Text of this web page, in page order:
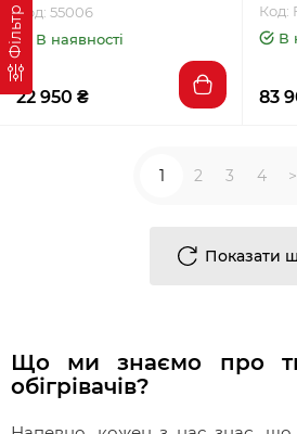
ФільтрКод: 55006
В наявності
22 950 ₴
Код:
В
83
Показати
1 2 3 4 >
Що ми знаємо про
обігрівачів?